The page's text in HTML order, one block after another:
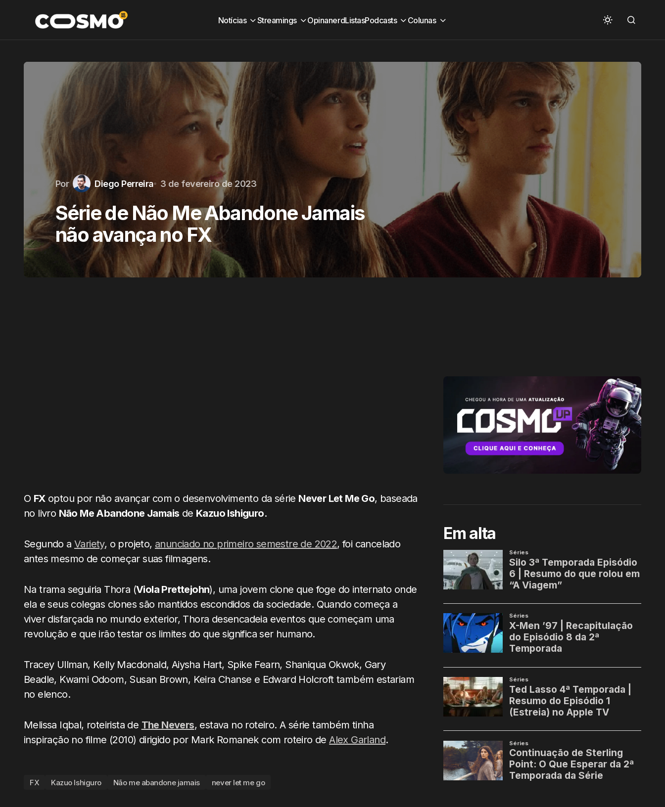
Notícias Streamings OpinanerdListasPodcasts Colunas
Por Diego Perreira 3 de fevereiro de 2023
Série de Não Me Abandone Jamais
não avança no FX
O FXoptou por não avançar com o desenvolvimento da série Never Let Me Go, baseada
no livro Não Me Abandone Jamais de Kazuo Ishiguro.
Segundo aVariety, o projeto, anunciado no primeiro semestre de 2022, foi cancelado
antes mesmo de começar suas filmagens.
Na trama seguiria Thora (Viola Prettejohn), uma jovem clone que foge do internato onde
ela e seus colegas clones são mantidos escondidos da sociedade. Quando começa a
viver disfarçada no mundo exterior, Thora desencadeia eventos que começam uma
revolução e que irão testar os limites do que significa ser humano.
Tracey Ullman, Kelly Macdonald, Aiysha Hart, Spike Fearn, Shaniqua Okwok, Gary
Beadle, Kwami Odoom, Susan Brown, Keira Chanse e Edward Holcroft também estariam
no elenco.
Melissa Iqbal, roteirista de The Nevers, estava no roteiro. A série também tinha
inspiração no filme (2010) dirigido por Mark Romanek com roteiro deAlex Garland.
FX Kazuo Ishiguro Não me abandone jamais never let me go
Em alta